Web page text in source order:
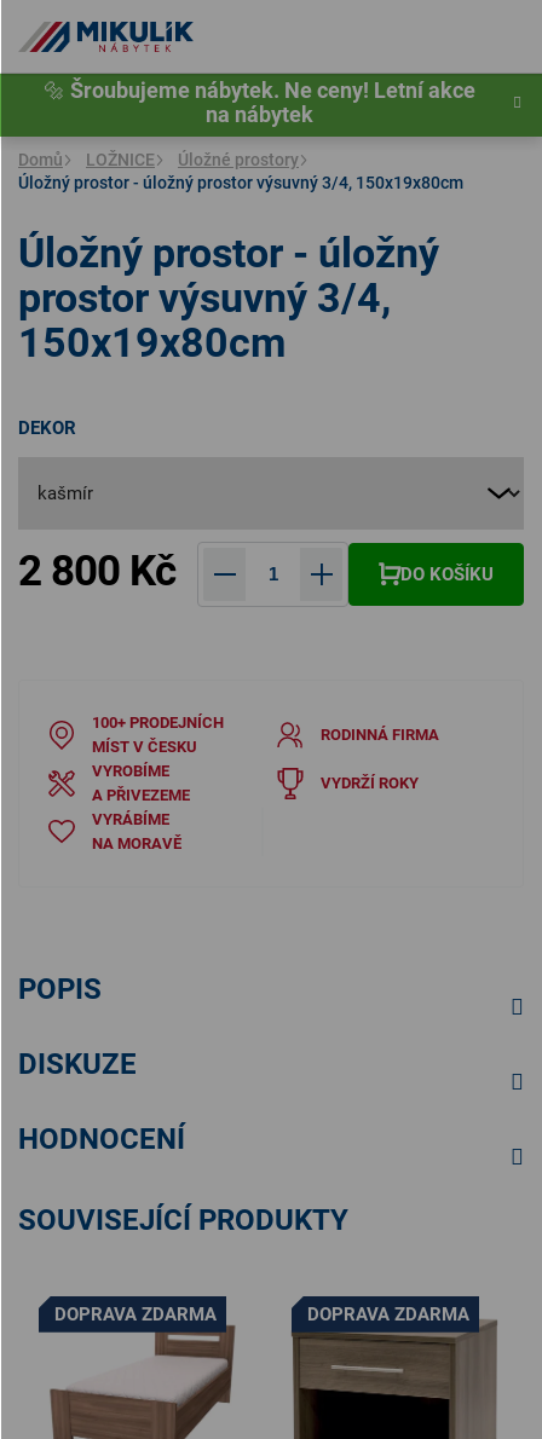
obsah
🔩 Šroubujeme nábytek. Ne ceny! Letní akce
na nábytek
Domů LOŽNICE
Úložné prostory
Úložný prostor - úložný prostor výsuvný 3/4, 150x19x80cm
DEKOR
2 800 Kč DO KOŠÍKU
Úložný prostor - úložný
prostor výsuvný 3/4,
150x19x80cm
100+ PRODEJNÍCH
MÍST V ČESKU
RODINNÁ FIRMA
VYROBÍME
A PŘIVEZEME
VYDRŽÍ ROKY
VYRÁBÍME
NA MORAVĚ
POPIS
DISKUZE
HODNOCENÍ
SOUVISEJÍCÍ PRODUKTY
DOPRAVA ZDARMA DOPRAVA ZDARMA